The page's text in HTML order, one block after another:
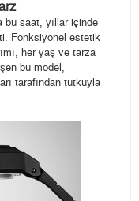
bu saat, yıllar içinde
Fonksiyonel estetik
her yaş ve tarza
bu model,
tarafından tutkuyla